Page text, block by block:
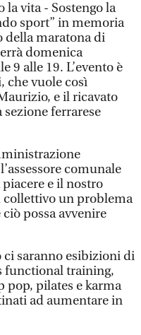
la vita - Sostengo la
sport” in memoria
della maratona di
domenica
9 alle 19. L’evento è
che vuole così
e il ricavato
ferrarese
comunale
e il nostro
collettivo un problema
possa avvenire
ci saranno esibizioni di
functional training,
pop, pilates e karma
ad aumentare in